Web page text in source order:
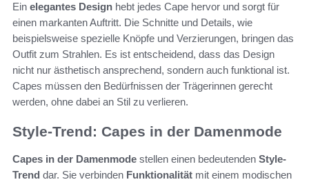
Ein elegantes Design hebt jedes Cape hervor und sorgt für
einen markanten Auftritt. Die Schnitte und Details, wie
beispielsweise spezielle Knöpfe und Verzierungen, bringen das
Outfit zum Strahlen. Es ist entscheidend, dass das Design
nicht nur ästhetisch ansprechend, sondern auch funktional ist.
Capes müssen den Bedürfnissen der Trägerinnen gerecht
werden, ohne dabei an Stil zu verlieren.
Style-Trend: Capes in der Damenmode
Capes in der Damenmode stellen einen bedeutenden Style-
Trend dar. Sie verbinden Funktionalität mit einem modischen